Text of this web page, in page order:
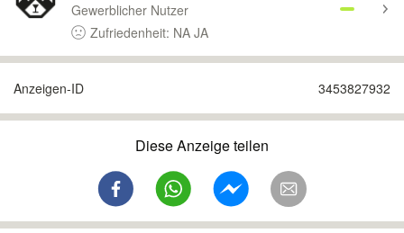
Gewerblicher Nutzer
Zufriedenheit: NA JA
Anzeigen-ID 3453827932
Diese Anzeige teilen